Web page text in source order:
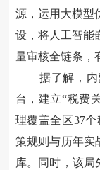
源，运用大模型
设，将人工智能
量审核全链条，
据了解，
台，建立“税费
理覆盖全区37
策规则与历年实
库。同时，该局